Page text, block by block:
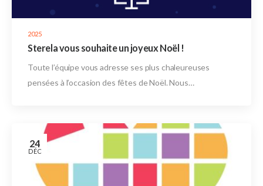
2025
Sterela vous souhaite un joyeux Noël !
Toute l’équipe vous adresse ses plus chaleureuses
pensées à l’occasion des fêtes de Noël. Nous…
24
DÉC